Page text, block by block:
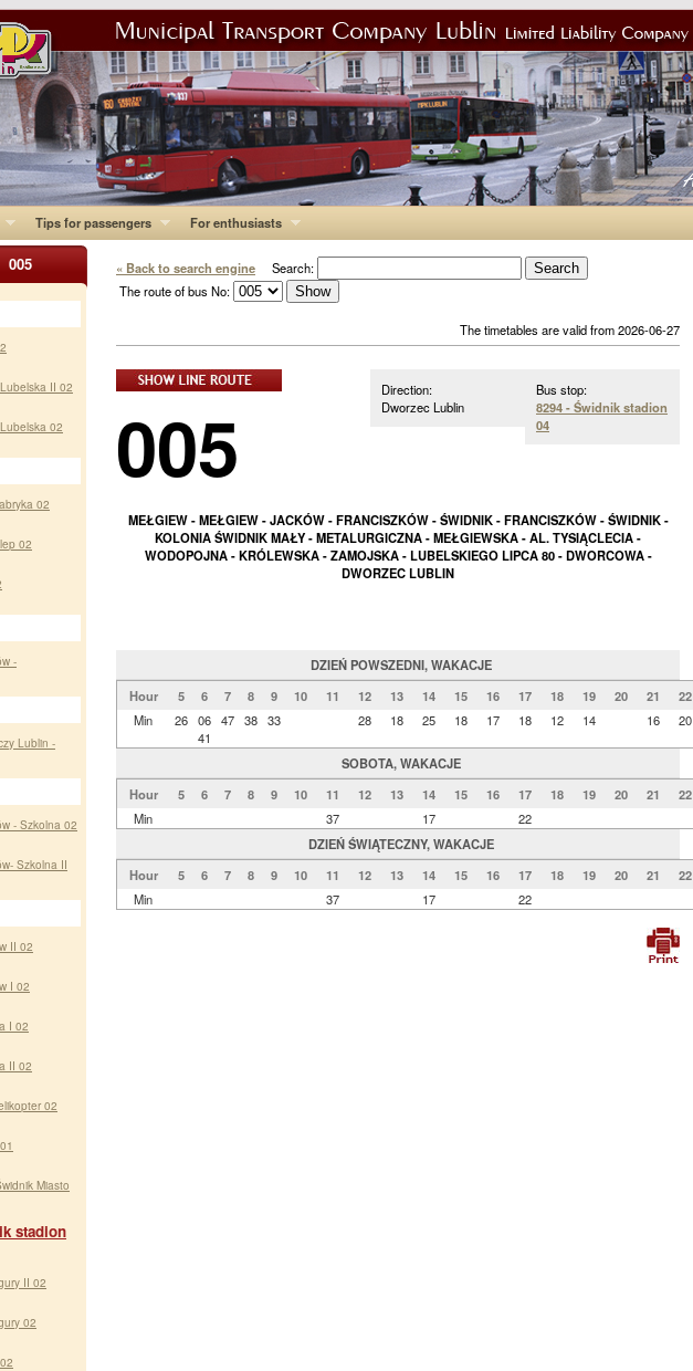
Tips for passengers For enthusiasts
« Back to search engine Search:
The route of bus No:
The timetables are valid from 2026-06-27
Bus stop:
8294 - Świdnik stadion
04
Direction:
Dworzec Lublin
005
MEŁGIEW - MEŁGIEW - JACKÓW - FRANCISZKÓW - ŚWIDNIK - FRANCISZKÓW - ŚWIDNIK -
KOLONIA ŚWIDNIK MAŁY - METALURGICZNA - MEŁGIEWSKA - AL. TYSIĄCLECIA -
WODOPOJNA - KRÓLEWSKA - ZAMOJSKA - LUBELSKIEGO LIPCA 80 - DWORCOWA -
DWORZEC LUBLIN
DZIEŃ POWSZEDNI, WAKACJE
Hour
5 6 7 8 9 10 11 12 13 14 15 16 17 18 19 20 21
22
Min
26 06
41
47 38 33 28 18 25 18 17 18 12 14 16 20
SOBOTA, WAKACJE
Hour
5 6 7 8 9 10 11 12 13 14 15 16 17 18 19 20 21
22
Min
37 17
22
DZIEŃ ŚWIĄTECZNY, WAKACJE
Hour
5 6 7 8 9 10 11 12 13 14 15 16 17 18 19 20 21
22
Min
37 17 22
005
II 02
02
02
02
-
Lublin -
- Szkolna 02
Szkolna II
II 02
I 02
I 02
II 02
02
Miasto
stadion
II 02
02